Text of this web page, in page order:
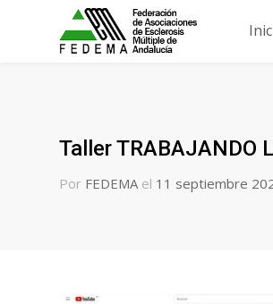
Taller TRABAJANDO
Por FEDEMA el 11 septiembre